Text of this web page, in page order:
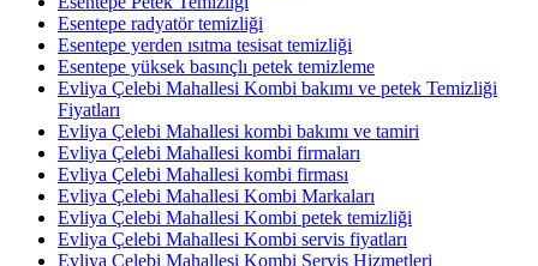
Esentepe radyatör temizliği
Esentepe yerden ısıtma tesisat temizliği
Esentepe yüksek basınçlı petek temizleme
Evliya Çelebi Mahallesi Kombi bakımı ve petek Temizliği
Fiyatları
Evliya Çelebi Mahallesi kombi bakımı ve tamiri
Evliya Çelebi Mahallesi kombi firmaları
Evliya Çelebi Mahallesi kombi firması
Evliya Çelebi Mahallesi Kombi Markaları
Evliya Çelebi Mahallesi Kombi petek temizliği
Evliya Çelebi Mahallesi Kombi servis fiyatları
Evliya Çelebi Mahallesi Kombi Servis Hizmetleri